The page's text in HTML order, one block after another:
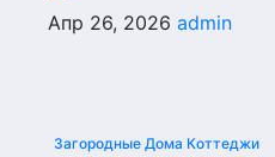
Апр 26, 2026admin
Загородные Дома Коттеджи